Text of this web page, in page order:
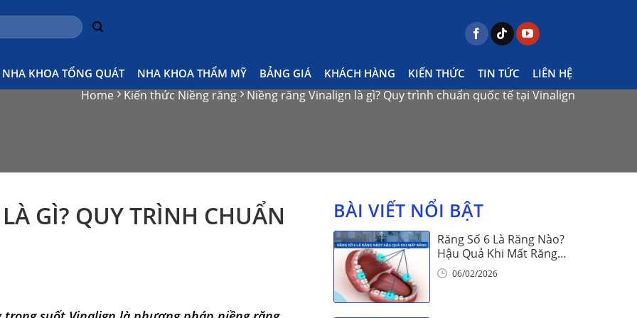
NHA KHOA TỔNG QUÁT NHA KHOA THẨM MỸ BẢNG GIÁ KHÁCH HÀNG KIẾN THỨC TIN TỨC LIÊN HỆ
Home Kiến thức Niềng răng Niềng răng Vinalign là gì? Quy trình chuẩn quốc tế tại Vinalign
GÌ? QUY TRÌNH CHUẨN
BÀI VIẾT NỔI BẬT
Răng Số 6 Là Răng Nào?
Hậu Quả Khi Mất Răng
Số 606/02/2026